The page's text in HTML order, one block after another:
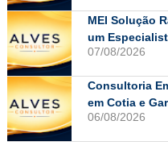
MEI Solução
um
07/08/2026
Consultoria
em Cotia e
06/08/2026